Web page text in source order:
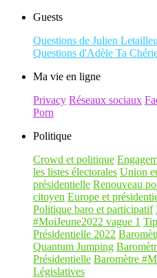
Guests
Questions de Julien
Questions d'Adèle Ta
Ma vie en ligne
Privacy Réseaux sociaux
Porn
Politique
Crowd et politique
les listes électorales Union
présidentielle Renouveau
citoyen Europe et
Politique baro et participatif
#MoiJeune2022 vague 1
Présidentielle 2022
Quantum Jumping
Présidentielle Baromètre
Législatives